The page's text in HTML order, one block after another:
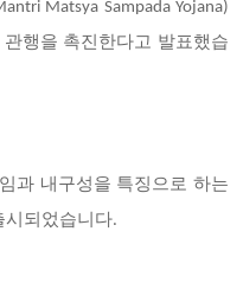
Matsya Sampada Yojana)
행을 촉진한다고 발표했습
과 내구성을 특징으로 하는
시되었습니다.